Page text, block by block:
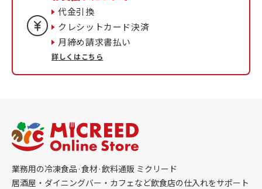
代金引換
クレシットカード決済
月締め請求書払い
詳しくはこちら
業務用の冷凍食品·食材·飲料通販 ミクリード
居酒屋・ダイニングバー・カフェなど飲食店の仕入れをサポート